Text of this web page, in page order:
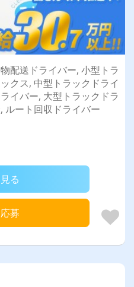
配送ドライバー, 小型トラ
クス, 中型トラックドライ
イバー, 大型トラックドラ
ルート回収ドライバー
る
募